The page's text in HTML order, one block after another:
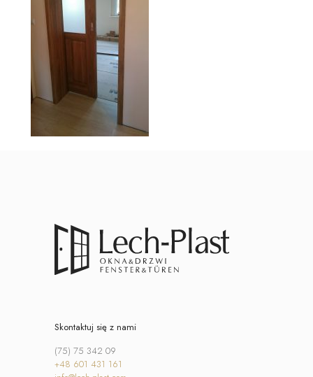
Skontaktuj się z nami
(75) 75 342 09
+48 601 431 161